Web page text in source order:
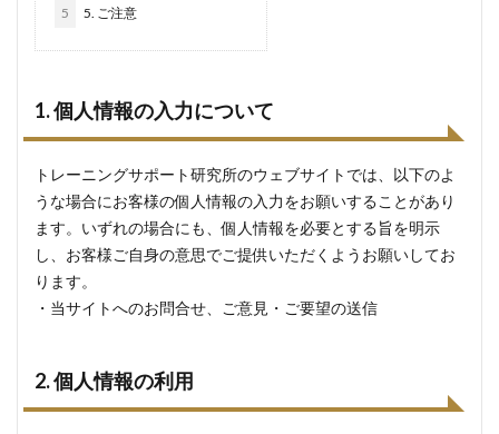
5 5. ご注意
1. 個人情報の入力について
トレーニングサポート研究所のウェブサイトでは、以下のよ
うな場合にお客様の個人情報の入力をお願いすることがあり
ます。いずれの場合にも、個人情報を必要とする旨を明示
し、お客様ご自身の意思でご提供いただくようお願いしてお
ります。
・当サイトへのお問合せ、ご意見・ご要望の送信
2. 個人情報の利用